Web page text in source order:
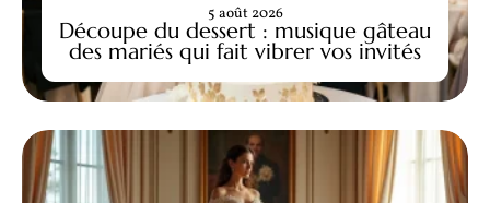
Découpe du dessert : musique gâteau
des mariés qui fait vibrer vos invités
5 août 2026